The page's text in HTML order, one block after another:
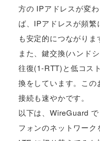
方の IPアドレスが変
ば、IPアドレスが頻
も安定的につながりま
また、鍵交換(ハンド
往復(1-RTT)と低コス
換をしています。こ
接続も速やかです。
以下は、WireGuard
フォンのネットワー